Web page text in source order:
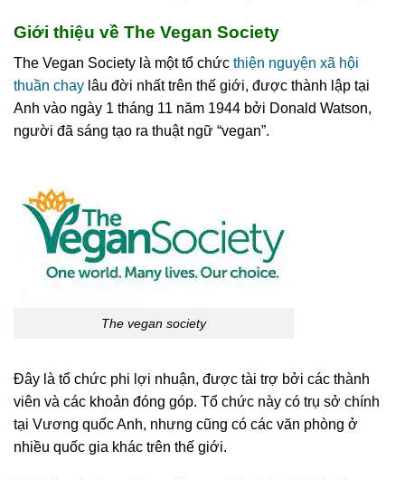
Giới thiệu về The Vegan Society
The Vegan Society là một tổ chức thiện nguyện xã hội
thuần chay lâu đời nhất trên thế giới, được thành lập tại
Anh vào ngày 1 tháng 11 năm 1944 bởi Donald Watson,
người đã sáng tạo ra thuật ngữ “vegan”.
The vegan society
Đây là tổ chức phi lợi nhuận, được tài trợ bởi các thành
viên và các khoản đóng góp. Tổ chức này có trụ sở chính
tại Vương quốc Anh, nhưng cũng có các văn phòng ở
nhiều quốc gia khác trên thế giới.